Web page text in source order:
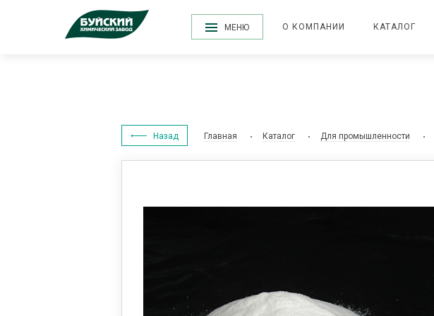
МЕНЮ О КОМПАНИИ КАТАЛОГ
Назад Главная Каталог Для промышленности